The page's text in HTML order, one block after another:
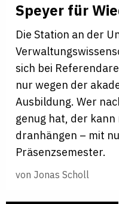
Speyer für
Die Station an der
sich bei
nur wegen der
Ausbildung. Wer
genug hat, der kann
dranhängen – mit
Präsenzsemester.
von Jonas Scholl